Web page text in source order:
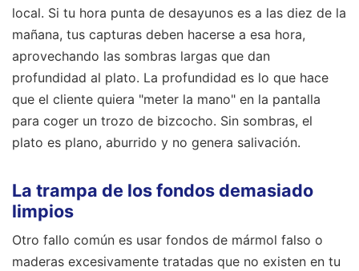
local. Si tu hora punta de desayunos es a las diez de la
mañana, tus capturas deben hacerse a esa hora,
aprovechando las sombras largas que dan
profundidad al plato. La profundidad es lo que hace
que el cliente quiera "meter la mano" en la pantalla
para coger un trozo de bizcocho. Sin sombras, el
plato es plano, aburrido y no genera salivación.
La trampa de los fondos demasiado
limpios
Otro fallo común es usar fondos de mármol falso o
maderas excesivamente tratadas que no existen en tu